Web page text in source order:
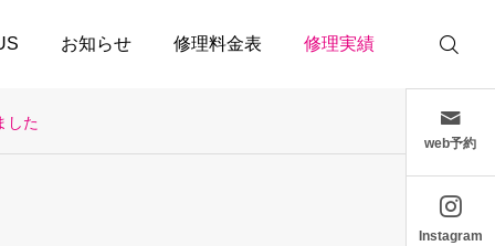
お知らせ 修理料金表 修理実績
web予約
Instagram
した